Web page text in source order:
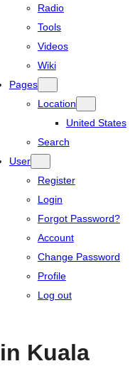
Radio
Tools
Videos
Wiki
Pages
Location
United States
Search
User
Register
Login
Forgot Password?
Account
Change Password
Profile
Log out
Kuala